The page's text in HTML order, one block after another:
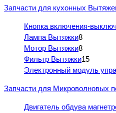
Запчасти для кухонных
Кнопка включения-
Лампа Вытяжки8
Мотор Вытяжки8
Фильтр Вытяжки15
Электронный модуль
Запчасти для Микроволновых
Двигатель обдува